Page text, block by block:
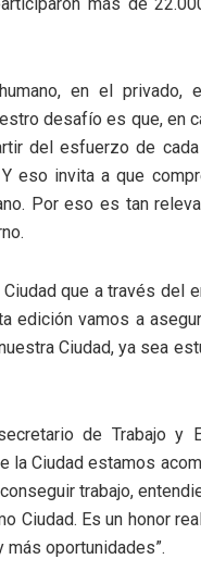
en el privado,
desafío es que, en
del esfuerzo de
eso invita a que
Por eso es tan
que a través del
edición vamos a
Ciudad, ya sea
de Trabajo y
la Ciudad estamos
trabajo,
Ciudad. Es un honor
más oportunidades”.